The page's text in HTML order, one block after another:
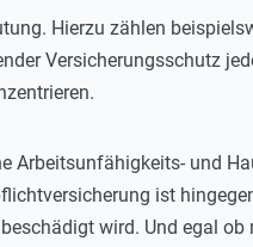
Hierzu zählen
Versicherungsschutz
Arbeitsunfähigkeits- und
ist
wird. Und egal